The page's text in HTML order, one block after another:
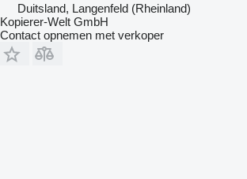
Duitsland, Langenfeld (Rheinland)
Kopierer-Welt GmbH
Contact opnemen met verkoper